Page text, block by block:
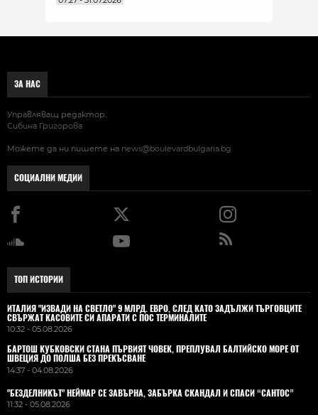
ЗА НАС
Управляващ редактор:
Сибина Григорова
Можете да ни пишете на news@boulevardbulgaria.bg
СОЦИАЛНИ МЕДИИ
ТОП ИСТОРИИ
ИТАЛИЯ "ИЗВАДИ НА СВЕТЛО" 9 МЛРД. ЕВРО, СЛЕД КАТО ЗАДЪЛЖИ ТЪРГОВЦИТЕ
СВЪРЖАТ КАСОВИТЕ СИ АПАРАТИ С ПОС ТЕРМИНАЛИТЕ
10:32 - 05.08.2026
БАРТОШ КУБКОВСКИ СТАНА ПЪРВИЯТ ЧОВЕК, ПРЕПЛУВАЛ БАЛТИЙСКО МОРЕ ОТ
ШВЕЦИЯ ДО ПОЛША БЕЗ ПРЕКЪСВАНЕ
14:37 - 04.08.2026
"БЕЗДЕЛНИКЪТ" НЕЙМАР СЕ ЗАВЪРНА, ЗАБЪРКА СКАНДАЛ И СПАСИ “САНТОС”
11:32 - 05.08.2026